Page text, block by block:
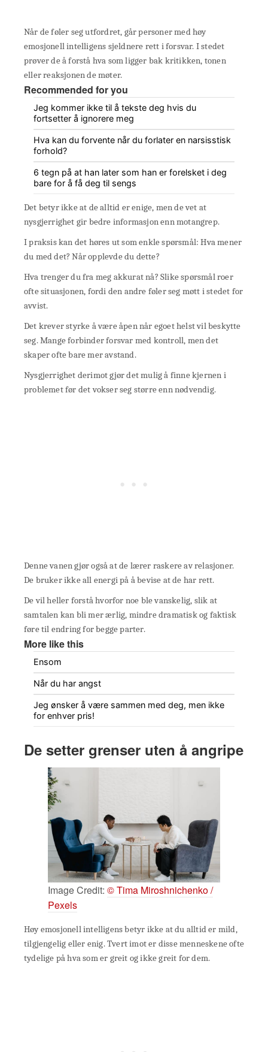
Når de føler seg utfordret, går personer med høy
emosjonell intelligens sjeldnere rett i forsvar. I stedet
prøver de å forstå hva som ligger bak kritikken, tonen
eller reaksjonen de møter.
Recommended for you
Jeg kommer ikke til å tekste deg hvis du
fortsetter å ignorere meg
Hva kan du forvente når du forlater en narsisstisk
forhold?
6 tegn på at han later som han er forelsket i deg
bare for å få deg til sengs
Det betyr ikke at de alltid er enige, men de vet at
nysgjerrighet gir bedre informasjon enn motangrep.
I praksis kan det høres ut som enkle spørsmål: Hva mener
du med det? Når opplevde du dette?
Hva trenger du fra meg akkurat nå? Slike spørsmål roer
ofte situasjonen, fordi den andre føler seg møtt i stedet for
avvist.
Det krever styrke å være åpen når egoet helst vil beskytte
seg. Mange forbinder forsvar med kontroll, men det
skaper ofte bare mer avstand.
Nysgjerrighet derimot gjør det mulig å finne kjernen i
problemet før det vokser seg større enn nødvendig.
Denne vanen gjør også at de lærer raskere av relasjoner.
De bruker ikke all energi på å bevise at de har rett.
De vil heller forstå hvorfor noe ble vanskelig, slik at
samtalen kan bli mer ærlig, mindre dramatisk og faktisk
føre til endring for begge parter.
More like this
Ensom
Når du har angst
Jeg ønsker å være sammen med deg, men ikke
for enhver pris!
De setter grenser uten å angripe
Image Credit: © Tima Miroshnichenko /
Pexels
Høy emosjonell intelligens betyr ikke at du alltid er mild,
tilgjengelig eller enig. Tvert imot er disse menneskene ofte
tydelige på hva som er greit og ikke greit for dem.